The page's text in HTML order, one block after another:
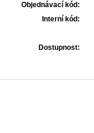
Objednávací kód:
Interní kód:
Dostupnost: